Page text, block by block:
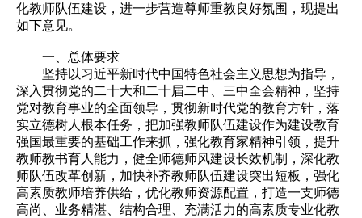
化教师队伍建设，进一步营造尊师重教良好氛围，现提出
如下意见。
一、总体要求
坚持以习近平新时代中国特色社会主义思想为指导，
深入贯彻党的二十大和二十届二中、三中全会精神，坚持
党对教育事业的全面领导，贯彻新时代党的教育方针，落
实立德树人根本任务，把加强教师队伍建设作为建设教育
强国最重要的基础工作来抓，强化教育家精神引领，提升
教师教书育人能力，健全师德师风建设长效机制，深化教
师队伍改革创新，加快补齐教师队伍建设突出短板，强化
高素质教师培养供给，优化教师资源配置，打造一支师德
高尚、业务精湛、结构合理、充满活力的高素质专业化教